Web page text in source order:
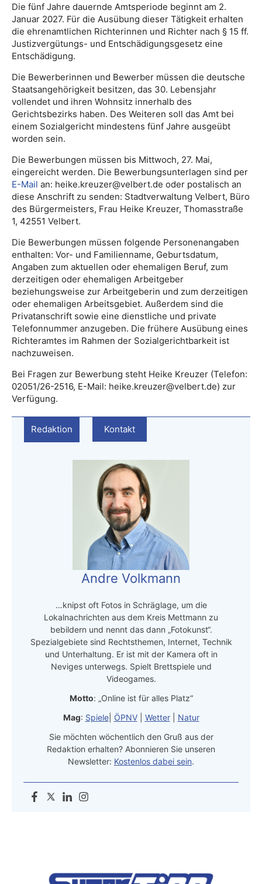
Die fünf Jahre dauernde Amtsperiode beginnt am 2.
Januar 2027. Für die Ausübung dieser Tätigkeit erhalten
die ehrenamtlichen Richterinnen und Richter nach § 15 ff.
Justizvergütungs- und Entschädigungsgesetz eine
Entschädigung.
Die Bewerberinnen und Bewerber müssen die deutsche
Staatsangehörigkeit besitzen, das 30. Lebensjahr
vollendet und ihren Wohnsitz innerhalb des
Gerichtsbezirks haben. Des Weiteren soll das Amt bei
einem Sozialgericht mindestens fünf Jahre ausgeübt
worden sein.
Die Bewerbungen müssen bis Mittwoch, 27. Mai,
eingereicht werden. Die Bewerbungsunterlagen sind per
E-Mail an: heike.kreuzer@velbert.de oder postalisch an
diese Anschrift zu senden: Stadtverwaltung Velbert, Büro
des Bürgermeisters, Frau Heike Kreuzer, Thomasstraße
1, 42551 Velbert.
Die Bewerbungen müssen folgende Personenangaben
enthalten: Vor- und Familienname, Geburtsdatum,
Angaben zum aktuellen oder ehemaligen Beruf, zum
derzeitigen oder ehemaligen Arbeitgeber
beziehungsweise zur Arbeitgeberin und zum derzeitigen
oder ehemaligen Arbeitsgebiet. Außerdem sind die
Privatanschrift sowie eine dienstliche und private
Telefonnummer anzugeben. Die frühere Ausübung eines
Richteramtes im Rahmen der Sozialgerichtbarkeit ist
nachzuweisen.
Bei Fragen zur Bewerbung steht Heike Kreuzer (Telefon:
02051/26-2516, E-Mail: heike.kreuzer@velbert.de) zur
Verfügung.
Redaktion Kontakt
Andre Volkmann
…knipst oft Fotos in Schräglage, um die
Lokalnachrichten aus dem Kreis Mettmann zu
bebildern und nennt das dann „Fotokunst“.
Spezialgebiete sind Rechtsthemen, Internet, Technik
und Unterhaltung. Er ist mit der Kamera oft in
Neviges unterwegs. Spielt Brettspiele und
Videogames.
Motto: „Online ist für alles Platz“
Mag: Spiele| ÖPNV| Wetter| Natur
Sie möchten wöchentlich den Gruß aus der
Redaktion erhalten? Abonnieren Sie unseren
Newsletter: Kostenlos dabei sein.